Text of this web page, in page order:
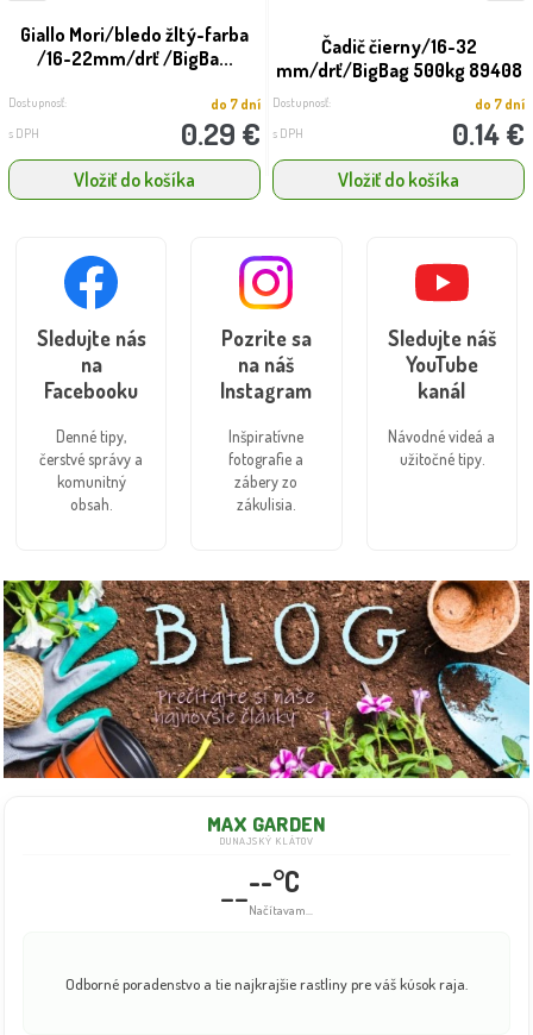
MAX GARDEN
DUNAJSKÝ KLÁTOV
----°C
Načítavam...
Odborné poradenstvo a tie najkrajšie rastliny pre váš kúsok raja.
Giallo Mori/bledo žltý-farba
/16-22mm/drť /BigBa...
Dostupnosť: do 7 dní
s DPH 0.29 €
Vložiť do košíka
Čadič čierny/16-32
mm/drť/BigBag 500kg 89408
Dostupnosť: do 7 dní
s DPH 0.14 €
Vložiť do košíka
Sledujte nás
na
Facebooku
Denné tipy,
čerstvé správy a
komunitný
obsah.
Pozrite sa
na náš
Instagram
Inšpiratívne
fotografie a
zábery zo
zákulisia.
Sledujte náš
YouTube
kanál
Návodné videá a
užitočné tipy.